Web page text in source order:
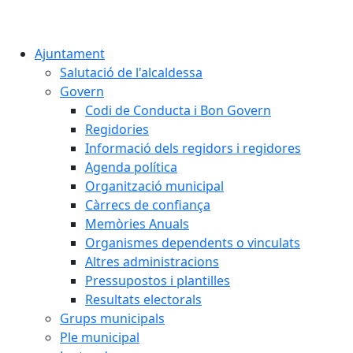
Ajuntament
Salutació de l'alcaldessa
Govern
Codi de Conducta i Bon Govern
Regidories
Informació dels regidors i regidores
Agenda política
Organització municipal
Càrrecs de confiança
Memòries Anuals
Organismes dependents o vinculats
Altres administracions
Pressupostos i plantilles
Resultats electorals
Grups municipals
Ple municipal